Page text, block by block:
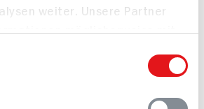
weiter. Unsere Partner
oder die sie im Rahmen
in unserem FAQ
Ihre Fragen